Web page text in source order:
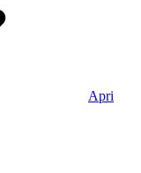
Apri